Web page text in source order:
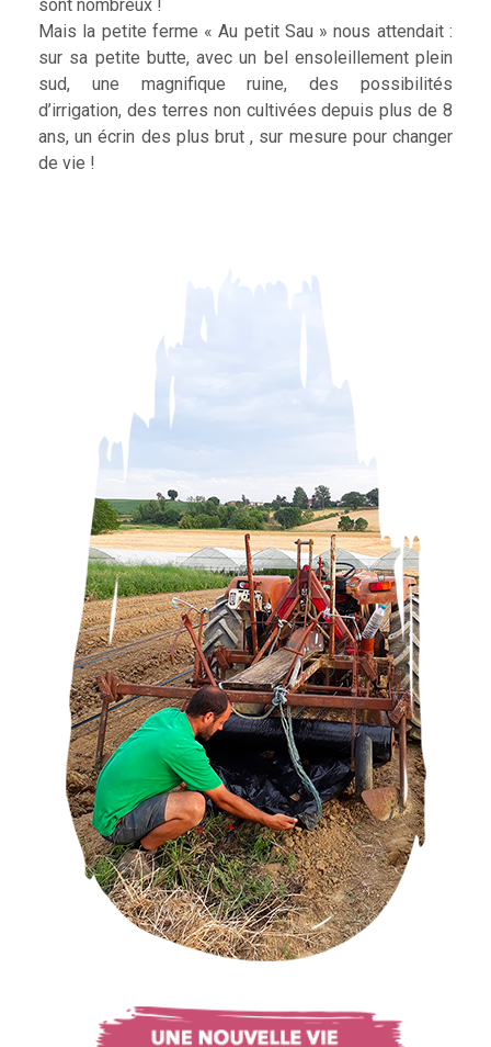
sont nombreux !
Mais la petite ferme « Au petit Sau » nous attendait :
sur sa petite butte, avec un bel ensoleillement plein
sud, une magnifique ruine, des possibilités
d’irrigation, des terres non cultivées depuis plus de 8
ans, un écrin des plus brut , sur mesure pour changer
de vie !